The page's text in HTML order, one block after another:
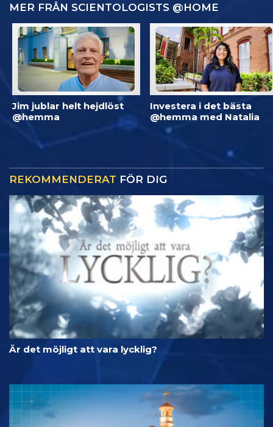
MER FRÅN SCIENTOLOGISTS @HOME
Jim jublar helt hejdlöst
@hemma
Investera i det bästa
@hemma med Natalia
REKOMMENDERAT FÖR DIG
Är det möjligt att vara lycklig?